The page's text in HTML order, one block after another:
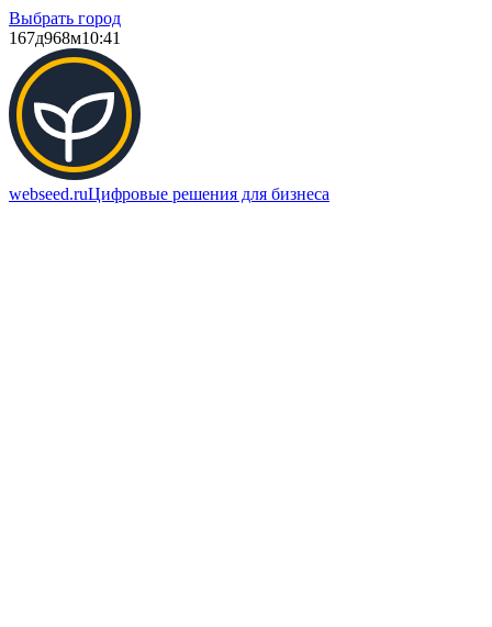
Выбрать город
167д968м10:41
webseed.ruЦифровые решения для бизнеса